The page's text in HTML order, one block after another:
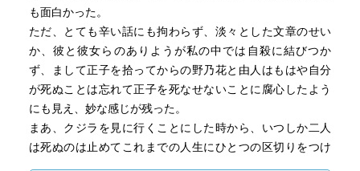
も面白かった。
ただ、とても辛い話にも拘わらず、淡々とした文章のせい
か、彼と彼女らのありようが私の中では自殺に結びつか
ず、まして正子を拾ってからの野乃花と由人はもはや自分
が死ぬことは忘れて正子を死なせないことに腐心したよう
にも見え、妙な感じが残った。
まあ、クジラを見に行くことにした時から、いつしか二人
は死ぬのは止めてこれまでの人生にひとつの区切りをつけ